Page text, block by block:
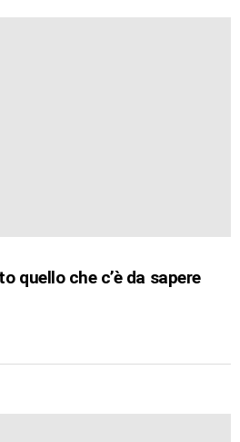
quello che c’è da sapere